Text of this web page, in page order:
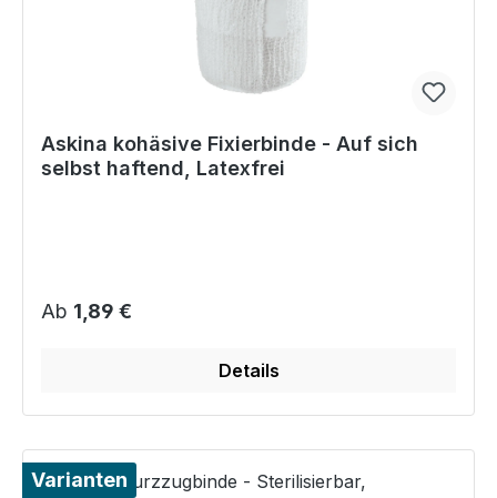
Askina kohäsive Fixierbinde - Auf sich
selbst haftend, Latexfrei
Regulärer Preis:
Ab 1,89 €
Details
Varianten